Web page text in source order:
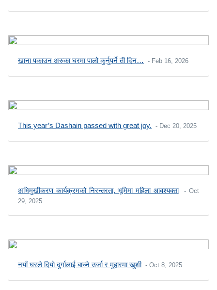
खाना पकाउन अरुका घरमा पालो कुर्नुपर्ने ती दिन… - Feb 16, 2026
This year’s Dashain passed with great joy. - Dec 20, 2025
अभिमुखीकरण कार्यक्रमको निरन्तरता, भूमिमा महिला आवश्यक्ता
- Oct
29, 2025
नयाँ घरले दियो दुर्गालाई बाच्ने उर्जा र मुहारमा खुशी - Oct 8, 2025